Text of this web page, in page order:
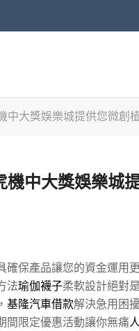
中大獎娛樂城提供您微創
中大獎娛樂城
確保產品讓您的資金運用
法瑜伽襪子柔軟設計絕對
基隆汽車借款解決急用困
間限定優惠活動讓你無痛